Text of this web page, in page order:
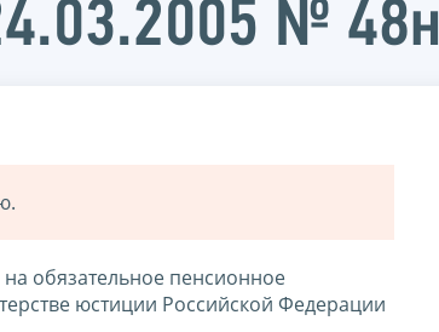
№ 48н
обязательное пенсионное
юстиции Российской Федерации